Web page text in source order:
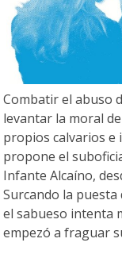
Combatir el abuso
levantar la moral
propios calvarios e
propone el
Infante Alcaíno,
Surcando la
el sabueso intenta
empezó a fraguar